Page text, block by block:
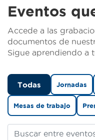
Eventos
Accede a las
documentos de
Sigue aprendiendo a
Todas Jornadas
Mesas de trabajo